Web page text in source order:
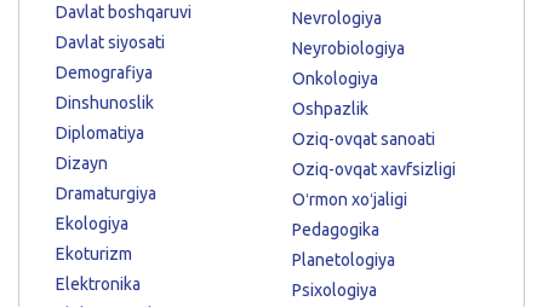
Davlat boshqaruvi
Davlat siyosati
Demografiya
Dinshunoslik
Diplomatiya
Dizayn
Dramaturgiya
Ekologiya
Ekoturizm
Elektronika
Nevrologiya
Neyrobiologiya
Onkologiya
Oshpazlik
Oziq-ovqat sanoati
Oziq-ovqat xavfsizligi
Oʻrmon xoʻjaligi
Pedagogika
Planetologiya
Psixologiya